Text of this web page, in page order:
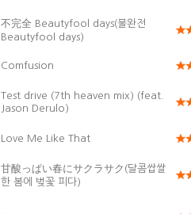
不完全 Beautyfool days(불완전
Beautyfool days)
Comfusion
Test drive (7th heaven mix) (feat.
Jason Derulo)
Love Me Like That
甘酸っぱい春にサクラサク(달콤쌉쌀
한 봄에 벚꽃 피다)